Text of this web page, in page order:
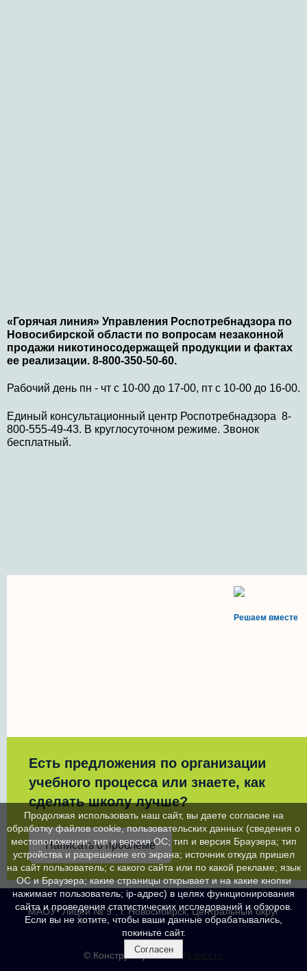
«Горячая линия» Управления Роспотребнадзора по
Новосибирской области по вопросам незаконной
продажи никотиносодержащей продукции и фактах
ее реализации. 8-800-350-50-60.
Рабочий день пн - чт с 10-00 до 17-00, пт с 10-00 до 16-00.
Единый консультационный центр Роспотребнадзора 8-
800-555-49-43. В круглосуточном режиме. Звонок
бесплатный.
Решаем вместе
Есть предложения по организации
учебного процесса или знаете, как
сделать школу лучше?
Написать о проблеме
МАОУ "Лицей № 9", г. Новосибирск, Центральный округ
© Конструктор сайтов
Продолжая использовать наш сайт, вы даете согласие на
обработку файлов cookie, пользовательских данных (сведения о
местоположении; тип и версия ОС; тип и версия Браузера; тип
устройства и разрешение его экрана; источник откуда пришел
на сайт пользователь; с какого сайта или по какой рекламе; язык
ОС и Браузера; какие страницы открывает и на какие кнопки
нажимает пользователь; ip-адрес) в целях функционирования
сайта и проведения статистических исследований и обзоров.
Если вы не хотите, чтобы ваши данные обрабатывались,
покиньте сайт.
Согласен